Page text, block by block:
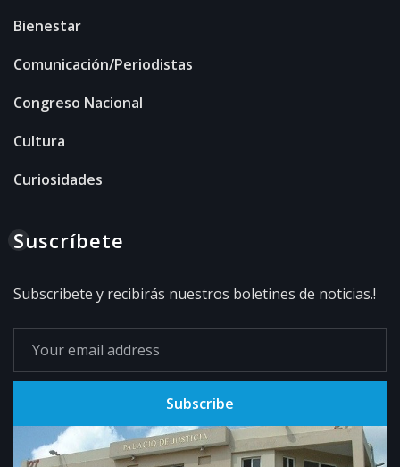
Bienestar
Comunicación/Periodistas
Congreso Nacional
Cultura
Curiosidades
Suscríbete
Subscribete y recibirás nuestros boletines de noticias.!
Subscribe